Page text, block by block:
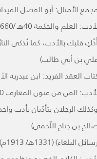
الأمثال: أبو الفضل
العلم والحكمة 40هـ /660م
قلبك بالأدب، كما تُذكى
بن أبي طالب)
العقد الفريد: ابن عبدربه
الفن من فنون المعارف 100هـ 718م.
الرجلان يتأدّبان بأدب
بن جناح اللّخمي)
البلغاء) (1331هـ/ 1913م)